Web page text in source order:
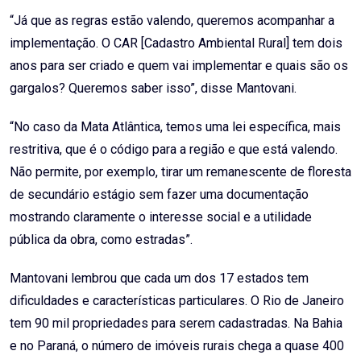
“Já que as regras estão valendo, queremos acompanhar a
implementação. O CAR [Cadastro Ambiental Rural] tem dois
anos para ser criado e quem vai implementar e quais são os
gargalos? Queremos saber isso”, disse Mantovani.
“No caso da Mata Atlântica, temos uma lei específica, mais
restritiva, que é o código para a região e que está valendo.
Não permite, por exemplo, tirar um remanescente de floresta
de secundário estágio sem fazer uma documentação
mostrando claramente o interesse social e a utilidade
pública da obra, como estradas”.
Mantovani lembrou que cada um dos 17 estados tem
dificuldades e características particulares. O Rio de Janeiro
tem 90 mil propriedades para serem cadastradas. Na Bahia
e no Paraná, o número de imóveis rurais chega a quase 400